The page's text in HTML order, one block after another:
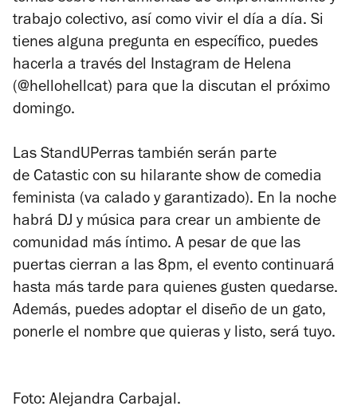
trabajo colectivo, así como vivir el día a día. Si
tienes alguna pregunta en específico, puedes
hacerla a través del Instagram de Helena
(@hellohellcat) para que la discutan el próximo
domingo.
Las StandUPerras también serán parte
de Catastic con su hilarante show de comedia
feminista (va calado y garantizado). En la noche
habrá DJ y música para crear un ambiente de
comunidad más íntimo. A pesar de que las
puertas cierran a las 8pm, el evento continuará
hasta más tarde para quienes gusten quedarse.
Además, puedes adoptar el diseño de un gato,
ponerle el nombre que quieras y listo, será tuyo.
Foto: Alejandra Carbajal.